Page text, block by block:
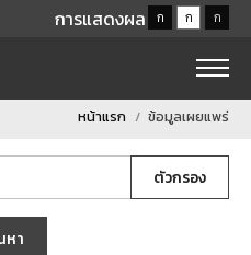
การแสดงผล ก ก ก
หน้าแรก ข้อมูลเผยแพร่
ตัวกรอง
หา